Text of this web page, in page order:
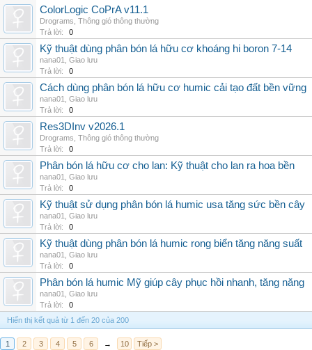
ColorLogic CoPrA v11.1
Drograms Thông gió thông thường
Trả lời:
0
Kỹ thuật dùng phân bón lá hữu cơ khoáng hi boron 7-14
nana01
Giao lưu
Trả lời:
0
Cách dùng phân bón lá hữu cơ humic cải tạo đất bền vững
nana01
Giao lưu
Trả lời:
0
Res3DInv v2026.1
Drograms Thông gió thông thường
Trả lời:
0
Phân bón lá hữu cơ cho lan: Kỹ thuật cho lan ra hoa bền
nana01
Giao lưu
Trả lời:
0
Kỹ thuật sử dụng phân bón lá humic usa tăng sức bền cây
nana01
Giao lưu
Trả lời:
0
Kỹ thuật dùng phân bón lá humic rong biển tăng năng suất
nana01
Giao lưu
Trả lời:
0
Phân bón lá humic Mỹ giúp cây phục hồi nhanh, tăng năng
nana01
Giao lưu
Trả lời:
0
Hiển thị kết quả từ 1 đến 20 của 200
1 2 3 4 5 6 → 10 Tiếp >